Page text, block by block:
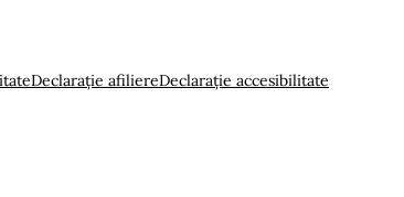
Declarație afiliereDeclarație accesibilitate